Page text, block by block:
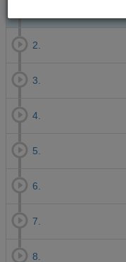
2.
3.
4.
5.
6.
7.
8.